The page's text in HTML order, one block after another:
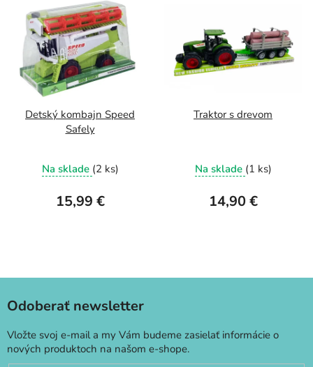
Detský kombajn Speed
Safely
Na sklade (2 ks)
15,99 €
Traktor s drevom
Na sklade (1 ks)
14,90 €
Odoberať newsletter
Vložte svoj e-mail a my Vám budeme zasielať informácie o
nových produktoch na našom e-shope.